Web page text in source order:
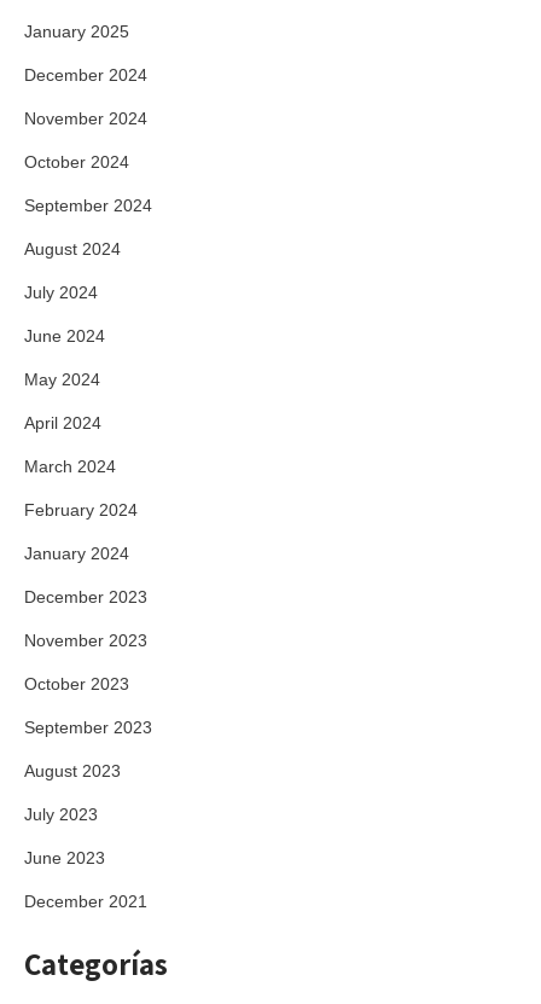
January 2025
December 2024
November 2024
October 2024
September 2024
August 2024
July 2024
June 2024
May 2024
April 2024
March 2024
February 2024
January 2024
December 2023
November 2023
October 2023
September 2023
August 2023
July 2023
June 2023
December 2021
Categorías